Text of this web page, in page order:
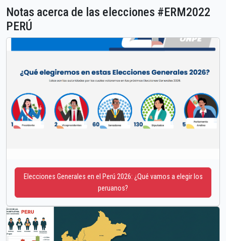
Notas acerca de las elecciones #ERM2022
PERÚ
Elecciones Generales en el Perú 2026: ¿Qué vamos a elegir los
peruanos?